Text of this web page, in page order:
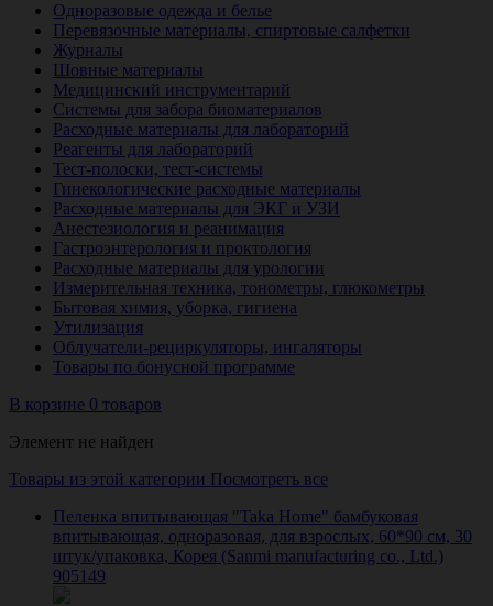
Одноразовые одежда и белье
Перевязочные материалы, спиртовые салфетки
Журналы
Шовные материалы
Медицинский инструментарий
Системы для забора биоматериалов
Расходные материалы для лабораторий
Реагенты для лабораторий
Тест-полоски, тест-системы
Гинекологические расходные материалы
Расходные материалы для ЭКГ и УЗИ
Анестезиология и реанимация
Гастроэнтерология и проктология
Расходные материалы для урологии
Измерительная техника, тонометры, глюкометры
Бытовая химия, уборка, гигиена
Утилизация
Облучатели-рециркуляторы, ингаляторы
Товары по бонусной программе
В корзине 0 товаров
Элемент не найден
Товары из этой категории Посмотреть все
Пеленка впитывающая "Taka Home" бамбуковая
впитывающая, одноразовая, для взрослых, 60*90 см, 30
штук/упаковка, Корея (Sanmi manufacturing co., Ltd.)
905149